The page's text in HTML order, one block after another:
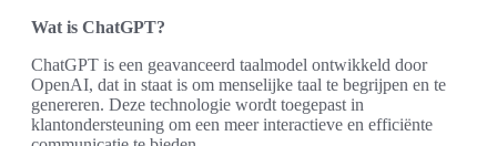
Wat is ChatGPT?
ChatGPT is een geavanceerd taalmodel ontwikkeld door
OpenAI, dat in staat is om menselijke taal te begrijpen en te
genereren. Deze technologie wordt toegepast in
klantondersteuning om een meer interactieve en efficiënte